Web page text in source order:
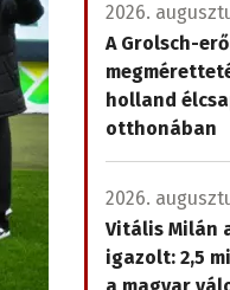
2026.
A Grolsch-
holland
otthonában
2026.
Vitális Milán
igazolt: 2,5